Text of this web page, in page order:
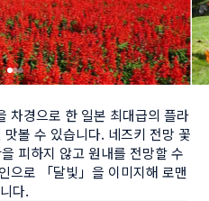
차경으로 한 일본 최대급의 플라
볼 수 있습니다. 네즈키 전망 꽃
피하지 않고 원내를 전망할 수
으로 「달빛」을 이미지해 로맨
다.